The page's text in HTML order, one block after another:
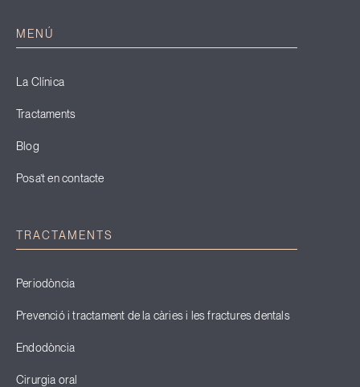
MENÚ
La Clínica
Tractaments
Blog
Posa’t en contacte
TRACTAMENTS
Periodòncia
Prevenció i tractament de la càries i les fractures dentals
Endodòncia
Cirurgia oral